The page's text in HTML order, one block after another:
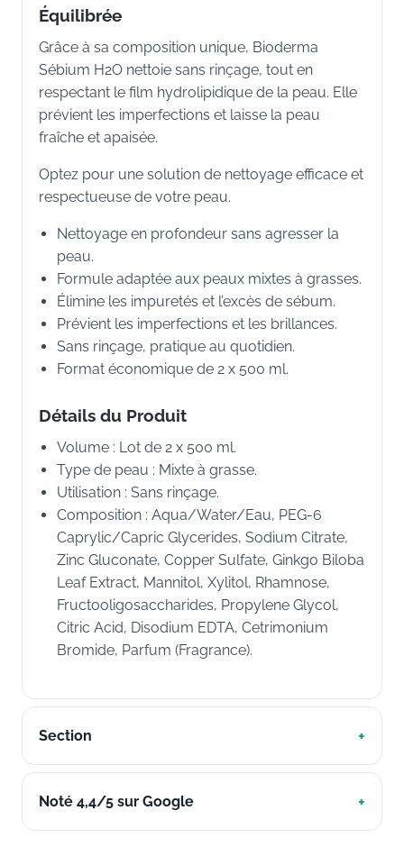
Équilibrée
Grâce à sa composition unique, Bioderma
Sébium H2O nettoie sans rinçage, tout en
respectant le film hydrolipidique de la peau. Elle
prévient les imperfections et laisse la peau
fraîche et apaisée.
Optez pour une solution de nettoyage efficace et
respectueuse de votre peau.
Nettoyage en profondeur sans agresser la
peau.
Formule adaptée aux peaux mixtes à grasses.
Élimine les impuretés et l’excès de sébum.
Prévient les imperfections et les brillances.
Sans rinçage, pratique au quotidien.
Format économique de 2 x 500 ml.
Détails du Produit
Volume : Lot de 2 x 500 ml.
Type de peau : Mixte à grasse.
Utilisation : Sans rinçage.
Composition : Aqua/Water/Eau, PEG-6
Caprylic/Capric Glycerides, Sodium Citrate,
Zinc Gluconate, Copper Sulfate, Ginkgo Biloba
Leaf Extract, Mannitol, Xylitol, Rhamnose,
Fructooligosaccharides, Propylene Glycol,
Citric Acid, Disodium EDTA, Cetrimonium
Bromide, Parfum (Fragrance).
Section
Noté 4,4/5 sur Google